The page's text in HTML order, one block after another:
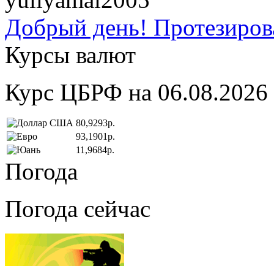
Добрый день!
Курсы валют
Курс ЦБРФ на 06.08.2026
80,9293р.
93,1901р.
11,9684р.
Погода
Погода сейчас